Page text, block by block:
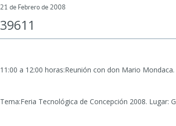
21 de Febrero de 2008
39611
11:00 a 12:00 horas:Reunión con don Mario Mondaca.
Tema:Feria Tecnológica de Concepción 2008. Lugar: